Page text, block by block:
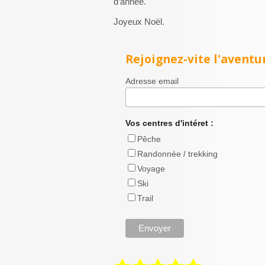
Joyeux Noël.
Rejoignez-vite
Adresse email
Vos centres d'intéret :
Pêche
Randonnée / trekking
Voyage
Ski
Trail